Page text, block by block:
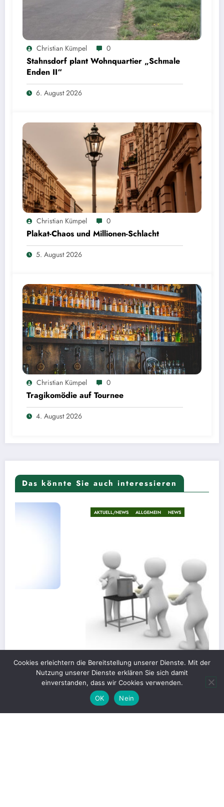
Christian Kümpel 0
Stahnsdorf plant Wohnquartier „Schmale
Enden II“
6. August 2026
Christian Kümpel 0
Plakat-Chaos und Millionen-Schlacht
5. August 2026
Christian Kümpel 0
Tragikomödie auf Tournee
4. August 2026
Das könnte Sie auch interessieren
ALLGEMEIN NEWS
Gerechte Verteilung oder Blockade für
Cookies erleichtern die Bereitstellung unserer Dienste. Mit der
Nutzung unserer Dienste erklären Sie sich damit
einverstanden, dass wir Cookies verwenden.
OK
Nein